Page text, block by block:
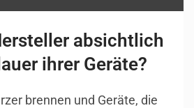
absichtlich
ihrer Geräte?
brennen und Geräte, die